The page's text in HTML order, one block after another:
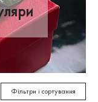
Фільтри і сортування